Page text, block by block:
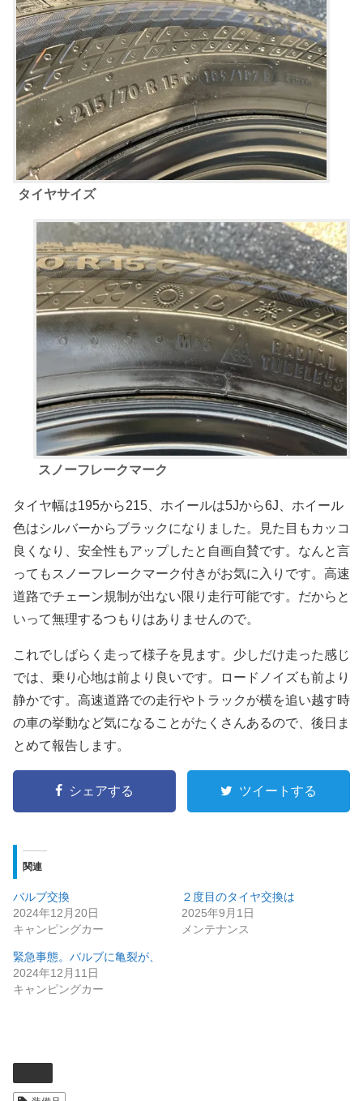
タイヤサイズ
スノーフレークマーク
タイヤ幅は195から215、ホイールは5Jから6J、ホイール
色はシルバーからブラックになりました。見た目もカッコ
良くなり、安全性もアップしたと自画自賛です。なんと言
ってもスノーフレークマーク付きがお気に入りです。高速
道路でチェーン規制が出ない限り走行可能です。だからと
いって無理するつもりはありませんので。
これでしばらく走って様子を見ます。少しだけ走った感じ
では、乗り心地は前より良いです。ロードノイズも前より
静かです。高速道路での走行やトラックが横を追い越す時
の車の挙動など気になることがたくさんあるので、後日ま
とめて報告します。
シェアする ツイートする
関連
バルブ交換
2024年12月20日
キャンピングカー
２度目のタイヤ交換は
2025年9月1日
メンテナンス
緊急事態。バルブに亀裂が、
2024年12月11日
キャンピングカー